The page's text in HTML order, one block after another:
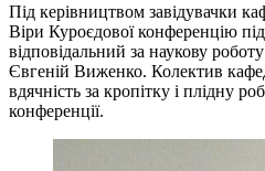
Під керівництвом завідувачки
Віри Куроєдової конференцію
відповідальний за наукову
Євгеній Виженко. Колектив
вдячність за кропітку і плідну
конференції.